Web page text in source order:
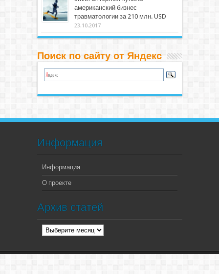
американский бизнес
травматологии за 210 млн. USD
23.10.2017
Поиск по сайту от Яндекс
Информация
Информация
О проекте
Архив статей
Архив
статей